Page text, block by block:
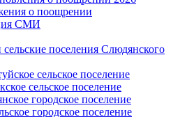
о поощрении
СМИ
сельские поселения Слюдянского
сельское поселение
сельское поселение
городское поселение
городское поселение